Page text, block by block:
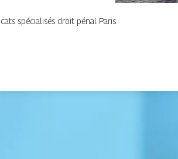
spécialisés droit pénal Paris